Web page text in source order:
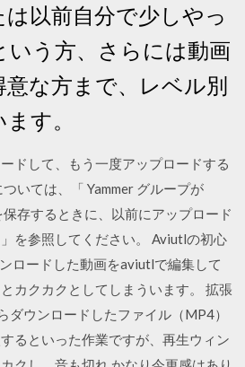
以前自分で少しやっ
いう方、さらには動画
な方まで、レベル別
す。
ドして、もう一度アップロードする
いては、「 Yammer グループが
存するときに、以前にアップロード
を参照してください。 Aviutlの初心
ロードした動画をaviutlで編集して
カクカクとしてしまういます。 拡張
ダウンロードしたファイル（MP4）
るといった作業ですが、再生ウィン